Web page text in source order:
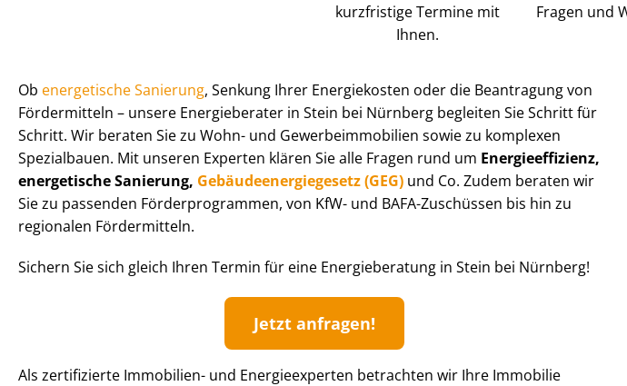
kurzfristige Termine mit
Ihnen.
Fragen und
Ob energetische Sanierung, Senkung Ihrer Energiekosten oder die Beantragung von
Fördermitteln – unsere Energieberater in Stein bei Nürnberg begleiten Sie Schritt für
Schritt. Wir beraten Sie zu Wohn- und Ge­wer­be­im­mo­bi­li­en sowie zu komplexen
Spezialbauen. Mit unseren Experten klären Sie alle Fragen rund um En­er­gie­ef­fi­zi­enz,
energetische Sanierung, Ge­bäu­de­en­er­gie­ge­setz (GEG) und Co. Zudem beraten wir
Sie zu passenden För­der­pro­gram­men, von KfW- und BAFA-Zuschüssen bis hin zu
regionalen Fördermitteln.
Sichern Sie sich gleich Ihren Termin für eine Energieberatung in Stein bei Nürnberg!
Jetzt anfragen!
Als zertifizierte Immobilien- und Energieexperten betrachten wir Ihre Immobilie